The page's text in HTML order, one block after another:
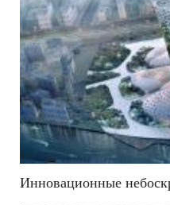
Инновационные